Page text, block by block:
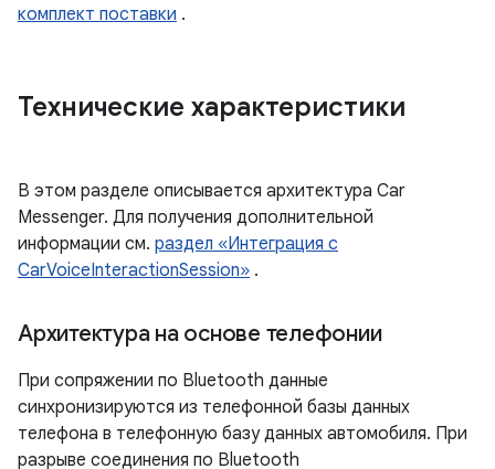
комплект поставки .
Технические характеристики
В этом разделе описывается архитектура Car
Messenger. Для получения дополнительной
информации см. раздел «Интеграция с
CarVoiceInteractionSession» .
Архитектура на основе телефонии
При сопряжении по Bluetooth данные
синхронизируются из телефонной базы данных
телефона в телефонную базу данных автомобиля. При
разрыве соединения по Bluetooth